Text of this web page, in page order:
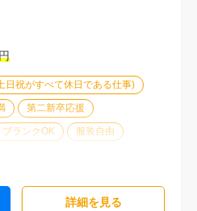
日祝がすべて休日である仕事)
第二新卒応援
ブランクOK 服装自由
詳細を⾒る